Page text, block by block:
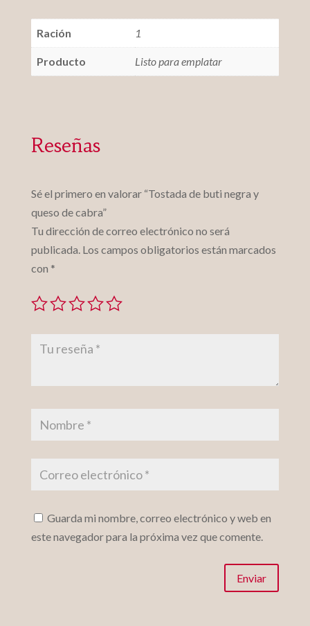
Ración 1
Producto Listo para emplatar
Reseñas
Sé el primero en valorar “Tostada de buti negra y
queso de cabra”
Tu dirección de correo electrónico no será
publicada. Los campos obligatorios están marcados
con *
Guarda mi nombre, correo electrónico y web en
este navegador para la próxima vez que comente.
Enviar